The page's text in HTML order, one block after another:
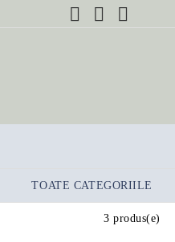
TOATE CATEGORIILE
3 produs(e)